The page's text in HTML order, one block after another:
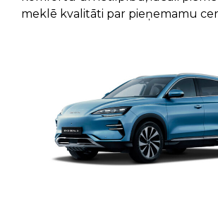
meklē kvalitāti par pieņemamu